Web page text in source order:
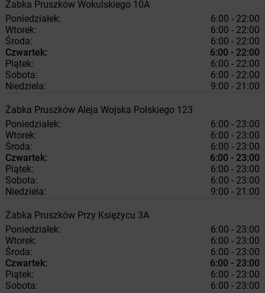
Żabka Pruszków Wokulskiego 10A
Poniedziałek:
6:00 - 22:00
Wtorek:
6:00 - 22:00
Środa:
6:00 - 22:00
Czwartek:
6:00 - 22:00
Piątek:
6:00 - 22:00
Sobota:
6:00 - 22:00
Niedziela:
9:00 - 21:00
Żabka Pruszków Aleja Wojska Polskiego 123
Poniedziałek:
6:00 - 23:00
Wtorek:
6:00 - 23:00
Środa:
6:00 - 23:00
Czwartek:
6:00 - 23:00
Piątek:
6:00 - 23:00
Sobota:
6:00 - 23:00
Niedziela:
9:00 - 21:00
Żabka Pruszków Przy Księżycu 3A
Poniedziałek:
6:00 - 23:00
Wtorek:
6:00 - 23:00
Środa:
6:00 - 23:00
Czwartek:
6:00 - 23:00
Piątek:
6:00 - 23:00
Sobota:
6:00 - 23:00